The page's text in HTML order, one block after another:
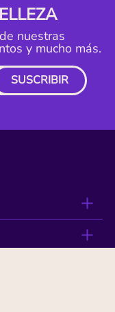
nuestras
y mucho más.
SUSCRIBIR